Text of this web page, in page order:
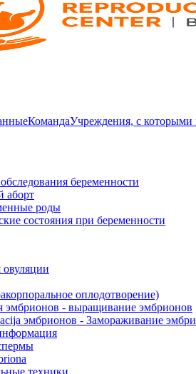
КомандаУчреждения, с которыми
беременности
аборт
роды
состояния при беременности
оплодотворение)
эмбрионов - выращивание эмбрионов
эмбрионов - Замораживание
техники